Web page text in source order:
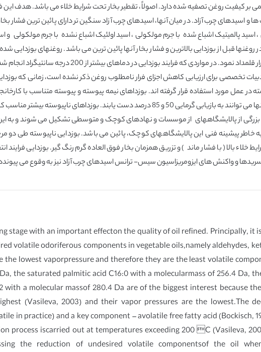
بر کیفیت روغن تصفیه شده دارد. اصولاً، تقطیر بخار تحت شرایط خلاء می باشد. هدف این
چرب آزاد. در میان آنها، اسیدهای چرب آزاد سنگین تر دارای پائین ترین فشار
پالمیتیک اشباع شده با جرم مولکولی ، اسید اولئیک اشباع نشده با جرم مولکولی و
قبل از بوزدایی بالاترین و فشار بخار آنها پائین ترین می باشد. روغنهای
تری گلیسریدها ( در عمل غیر فرار) و یک جزء کلیدی – اسید چرب آزاد فرار
تخصصی برای ارزیابی کاهش اجزای فرار نامطلوب روغن ذکر نشده است، زمانی که
عمل مورد استفاده قرار گرفته اند. بوزداهای نیمه پیوسته و پیوسته متناسب با
کاهش زمان اقامت روغن و مصرف بخار رنگ گیر را فراهم می آورند. آنها می توانند به بازیابی گرمایی 50 و 85
از پالایشگاههای از موسسات و نهادهای کوچک و متوسطی تشکیل می شوند و به
به خاطر پیشینه فنی این پالایشگاههای کوچک، پائین می باشد. بوزدایی ناپیوسته طی
بالا ( با فشار ماند ) و تزریق همزمان بخار فوق العاده گرم رنگ گیر. بوزدایی فرایند
و واکنش های ایزومریزاسیون سیس- ترانس اسیدهای چرب آزاد نیز به وقوع می
stage with an important effecton the quality of oil refined. Principally, it
volatile odoriferous components in vegetable oils,namely aldehydes,
lowest vaporpressure and therefore they are the least volatile
the saturated palmitic acid C16:0 with a molecularmass of 256.4 Da,
with a molecular massof 280.4 Da are of the biggest interest because
(Vasileva, 2003) and their vapor pressures are the lowest.The
in practice) and a key component – avolatile free fatty acid (Bockisch,
process iscarried out at temperatures exceeding 200 C (Vasileva,
the reduction of undesired volatile componentsof the oil